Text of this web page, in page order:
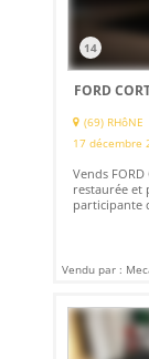
14
FORD
(69) RHôNE
17 décembre
Vends
restaurée et
participante
Vendu par :